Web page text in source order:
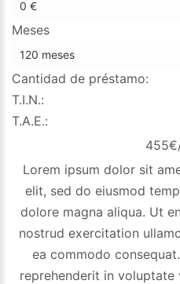
Meses
Cantidad de préstamo:
T.I.N.:
T.A.E.:
455
Lorem ipsum dolor sit
elit, sed do eiusmod
dolore magna aliqua. Ut
nostrud exercitation
ea commodo
reprehenderit in